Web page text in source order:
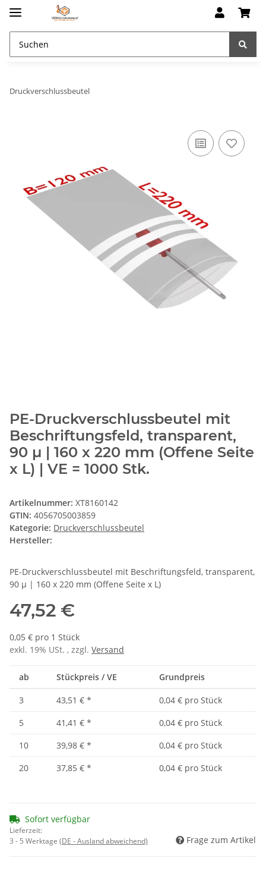
Druckverschlussbeutel
PE-Druckverschlussbeutel mit
Beschriftungsfeld, transparent,
90 µ | 160 x 220 mm (Offene Seite
x L) | VE = 1000 Stk.
Artikelnummer: XT8160142
GTIN: 4056705003859
Kategorie: Druckverschlussbeutel
Hersteller:
PE-Druckverschlussbeutel mit Beschriftungsfeld, transparent,
90 µ | 160 x 220 mm (Offene Seite x L)
47,52 €
0,05 € pro 1 Stück
exkl. 19% USt. , zzgl. Versand
ab Stückpreis / VE Grundpreis
3 43,51 € *
0,04 € pro Stück
5
41,41 € *
0,04 € pro Stück
10
39,98 € *
0,04 € pro Stück
20
37,85 € * 0,04 € pro Stück
Sofort verfügbar
Lieferzeit:
3 - 5 Werktage (DE - Ausland abweichend) Frage zum Artikel